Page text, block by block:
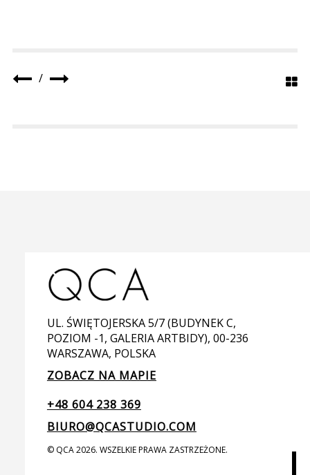
/
UL. ŚWIĘTOJERSKA 5/7 (BUDYNEK C,
POZIOM -1, GALERIA ARTBIDY), 00-236
WARSZAWA, POLSKA
ZOBACZ NA MAPIE
+48 604 238 369
BIURO@QCASTUDIO.COM
© QCA 2026. WSZELKIE PRAWA ZASTRZEŻONE.